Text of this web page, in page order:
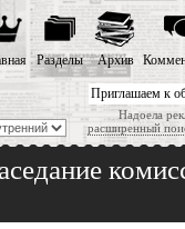
Приглашаем к
Надоела
расширенный
Разделы Архив